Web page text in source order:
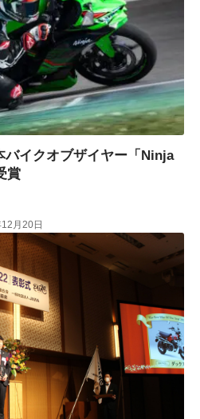
バイクオブザイヤー「Ninja
賞
月20日